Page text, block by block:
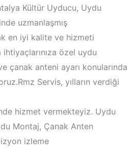
Kültür Uyducu, Uydu
uzmanlaşmış
en iyi kalite ve hizmeti
özel uydu
çanak anteni ayarı konularında
Servis, yılların verdiği
hizmet vermekteyiz. Uydu
Montaj, Çanak Anten
izleme